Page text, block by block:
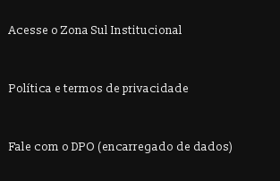
Acesse o Zona Sul Institucional
Política e termos de privacidade
Fale com o DPO (encarregado de dados)